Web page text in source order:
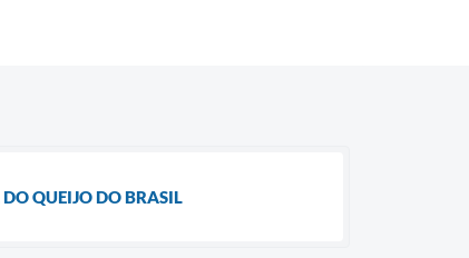
QUEIJO DO BRASIL